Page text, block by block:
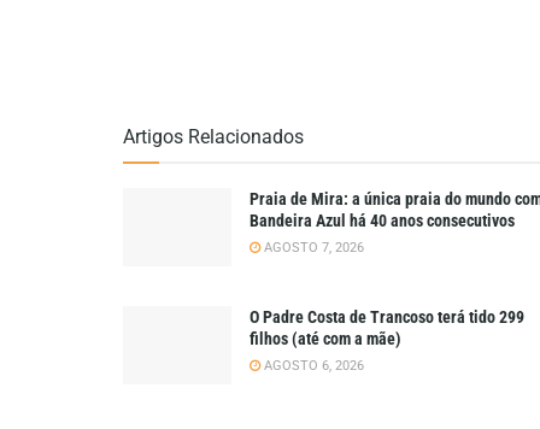
Artigos Relacionados
Praia de Mira: a única praia do mundo
Bandeira Azul há 40 anos consecutivos
AGOSTO 7, 2026
O Padre Costa de Trancoso terá tido 299
filhos (até com a mãe)
AGOSTO 6, 2026